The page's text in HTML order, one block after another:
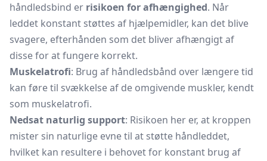
håndledsbind er risikoen for afhængighed. Når
leddet konstant støttes af hjælpemidler, kan det blive
svagere, efterhånden som det bliver afhængigt af
disse for at fungere korrekt.
Muskelatrofi: Brug af håndledsbånd over længere tid
kan føre til svækkelse af de omgivende muskler, kendt
som muskelatrofi.
Nedsat naturlig support: Risikoen her er, at kroppen
mister sin naturlige evne til at støtte håndleddet,
hvilket kan resultere i behovet for konstant brug af